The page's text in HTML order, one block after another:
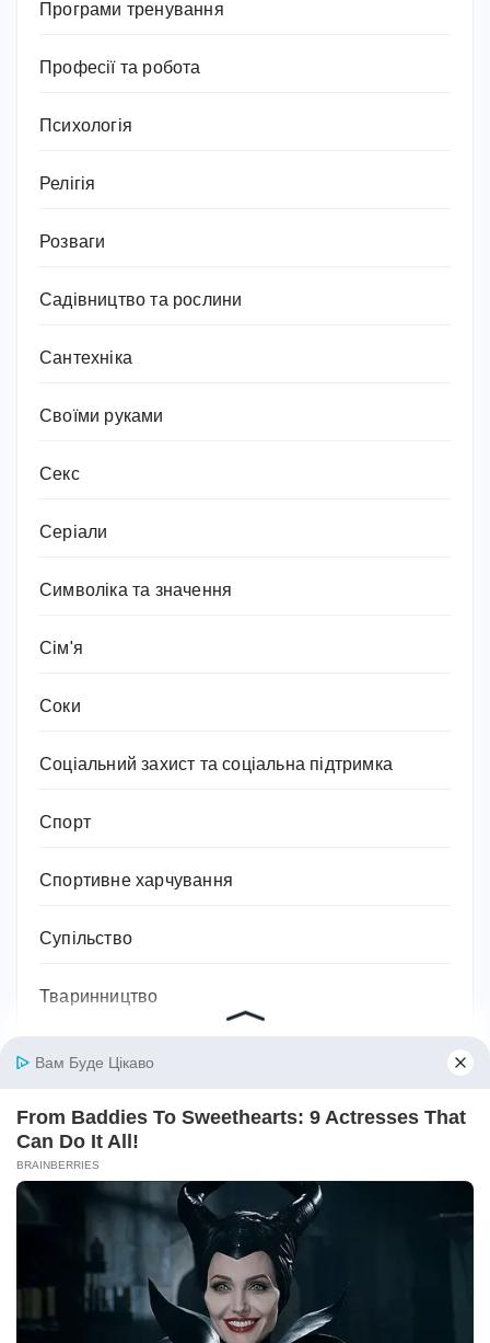
Програми тренування
Професії та робота
Психологія
Релігія
Розваги
Садівництво та рослини
Сантехніка
Своїми руками
Секс
Серіали
Символіка та значення
Сім'я
Соки
Соціальний захист та соціальна підтримка
Спорт
Спортивне харчування
Супільство
Тваринництво
Технології, техніка та гаджети
Традиції
Трудове законодавство
Фінанси